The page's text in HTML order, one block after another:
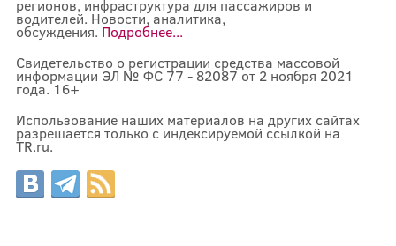
регионов, инфраструктура для пассажиров и
водителей. Новости, аналитика,
обсуждения. Подробнее...
Свидетельство о регистрации средства массовой
информации ЭЛ № ФС 77 - 82087 от 2 ноября 2021
года. 16+
Использование наших материалов на других сайтах
разрешается только с индексируемой ссылкой на
TR.ru.